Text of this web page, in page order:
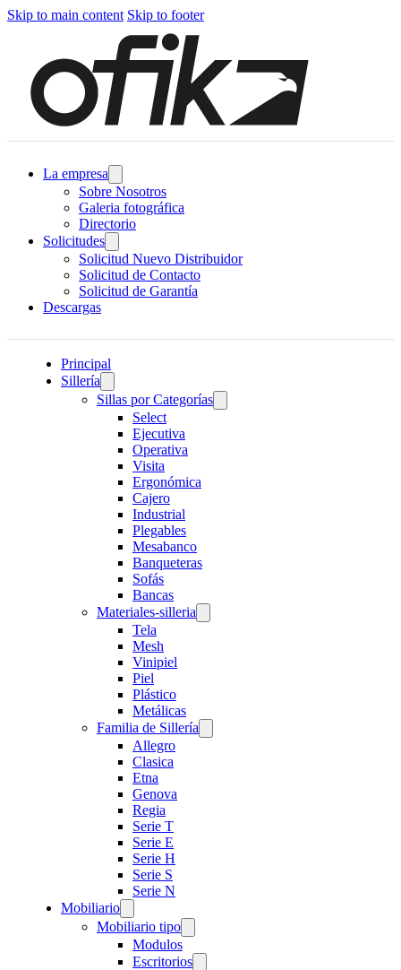
Skip to main content Skip to footer
La empresa
Sobre Nosotros
Galeria fotográfica
Directorio
Solicitudes
Solicitud Nuevo Distribuidor
Solicitud de Contacto
Solicitud de Garantía
Descargas
Principal
Sillería
Sillas por Categorías
Select
Ejecutiva
Operativa
Visita
Ergonómica
Cajero
Industrial
Plegables
Mesabanco
Banqueteras
Sofás
Bancas
Materiales-silleria
Tela
Mesh
Vinipiel
Piel
Plástico
Metálicas
Familia de Sillería
Allegro
Clasica
Etna
Genova
Regia
Serie T
Serie E
Serie H
Serie S
Serie N
Mobiliario
Mobiliario tipo
Modulos
Escritorios